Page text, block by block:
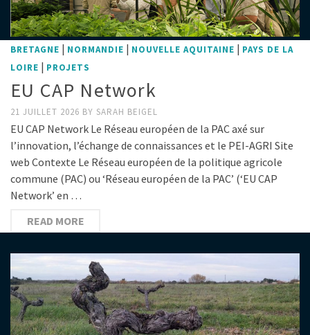
BRETAGNE | NORMANDIE | NOUVELLE AQUITAINE | PAYS DE LA
LOIRE | PROJETS
EU CAP Network
21 JUILLET 2026 BY SARAH BEIGEL
EU CAP Network Le Réseau européen de la PAC axé sur
l’innovation, l’échange de connaissances et le PEI-AGRI Site
web Contexte Le Réseau européen de la politique agricole
commune (PAC) ou ‘Réseau européen de la PAC’ (‘EU CAP
Network’ en …
READ MORE